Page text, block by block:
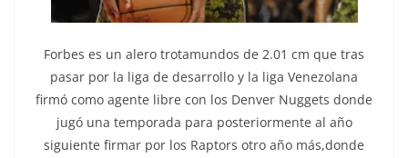
Forbes es un alero trotamundos de 2.01 cm que tras
pasar por la liga de desarrollo y la liga Venezolana
firmó como agente libre con los Denver Nuggets donde
jugó una temporada para posteriormente al año
siguiente firmar por los Raptors otro año más,donde